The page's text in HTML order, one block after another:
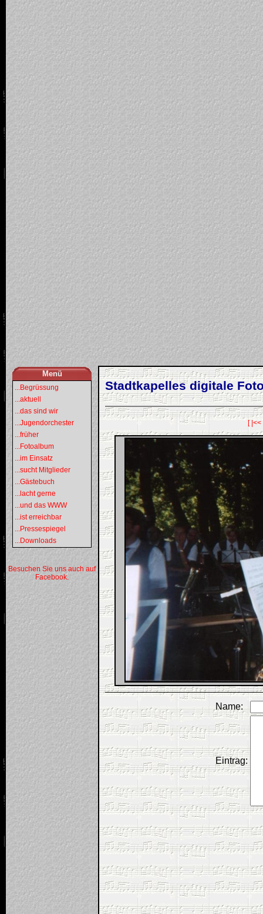
Menü
...Begrüssung
...aktuell
...das sind wir
...Jugendorchester
...früher
...Fotoalbum
...im Einsatz
...sucht Mitglieder
...Gästebuch
...lacht gerne
...und das WWW
...ist erreichbar
...Pressespiegel
...Downloads
Besuchen Sie uns auch auf
Facebook.
Stadtkapelles digitale
[
Name:
Eintrag: